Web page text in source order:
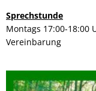
Sprechstunde
Montags 17:00-18:00
Vereinbarung